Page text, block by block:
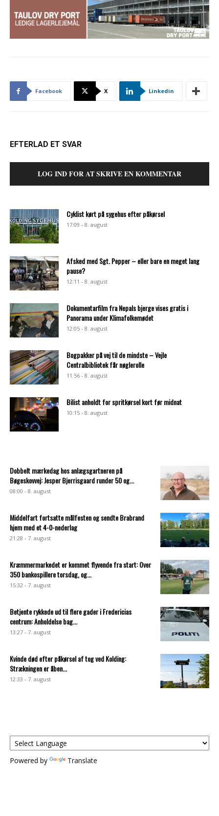
Facebook X Linkedin
EFTERLAD ET SVAR
LOG IND FOR AT SKRIVE EN KOMMENTAR
Cyklist kørt på sygehus efter påkørsel
17:09 - 8. august
Afsked med Sgt. Pepper – eller bare en meget lang
pause?
12:11 - 8. august
Dokumentarfilm fra Nepals bjerge vises gratis i
Panorama under Klimafolkemødet
12:05 - 8. august
Bogpakker på vej til de mindste – Vejle
Centralbibliotek får nøglerolle
11:56 - 8. august
Bilist anholdt for spritkørsel kort før midnat
10:15 - 8. august
Dobbelt mærkedag hos anlægsgartneren på
Bøgeskovvej: Jesper Bjerrisgaard runder 50 og...
08:00 - 8. august
Middelfart fortsatte målfesten og sendte Brabrand
hjem med et 4-0-nederlag
21:28 - 7. august
Kræmmermarkedet er kommet flyvende fra start: Over
350 bankospillere torsdag, og...
15:32 - 7. august
Betjente rykkede ud til flere gader i Fredericias
centrum: Anholdelse bag...
13:27 - 7. august
Kvinde død efter påkørsel af tog ved Kolding:
Strækningen er åben...
12:33 - 7. august
Powered by Translate